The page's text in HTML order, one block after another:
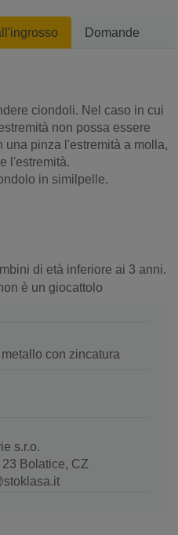
Domande
ciondoli. Nel caso in cui
non possa essere
una pinza l'estremità a molla,
l'estremità.
in similpelle.
di età inferiore ai 3 anni.
è un giocattolo
con zincatura
s.r.o.
Bolatice, CZ